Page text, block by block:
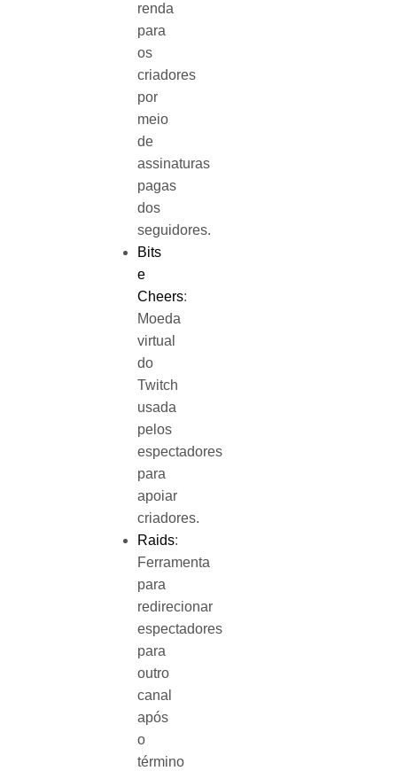
renda
para
os
criadores
por
meio
de
assinaturas
pagas
dos
seguidores.
Bits
e
Cheers:
Moeda
virtual
do
Twitch
usada
pelos
espectadores
para
apoiar
criadores.
Raids:
Ferramenta
para
redirecionar
espectadores
para
outro
canal
após
o
término